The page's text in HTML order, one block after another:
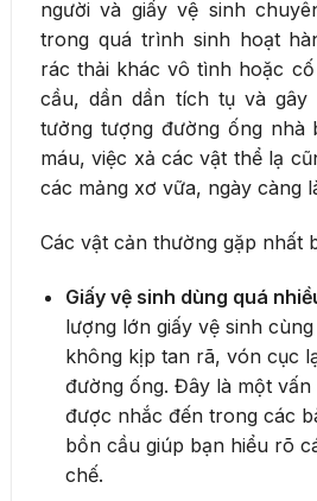
người và giấy vệ sinh
trong quá trình sinh hoạt
rác thải khác vô tình hoặc
cầu, dần dần tích tụ và gây
tưởng tượng đường ống nhà
máu, việc xả các vật thể lạ
các mảng xơ vữa, ngày càng
Các vật cản thường gặp nhất
Giấy vệ sinh dùng quá
lượng lớn giấy vệ sinh
không kịp tan rã, vón cục
đường ống. Đây là một
được nhắc đến trong các
bồn cầu giúp bạn hiểu rõ
chế.